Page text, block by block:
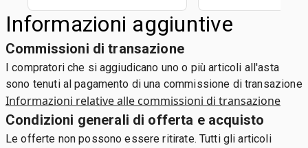
Informazioni aggiuntive
Commissioni di transazione
I compratori che si aggiudicano uno o più articoli all'asta
sono tenuti al pagamento di una commissione di transazione
Informazioni relative alle commissioni di transazione
Condizioni generali di offerta e acquisto
Le offerte non possono essere ritirate. Tutti gli articoli